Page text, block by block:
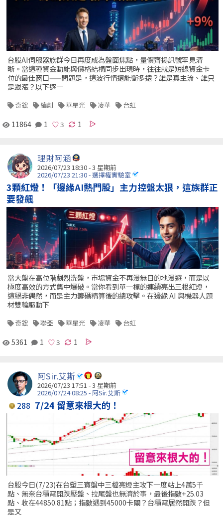
台股AI伺服器族群今日再度成為盤面焦點，量價齊揚訊號罕見清
晰。當這種資金動能與價格結構同步出現時，往往就是短線資金卡
位的最佳窗口——問題是，這波行情還能衝多遠？誰是真主流、誰只
是跟漲？以下逐一
奇鋐 緯創 華星光 凌華 台虹
11864 1 1
理財阿涵
2026/07/23 18:30 - 3 星期前
2026/07/23 21:30 - 選擇權實驗室
3顆紅燈！「邊緣AI熱門股」主力控盤太狠，這族群正
要發飆
當大盤在高位階劇烈洗盤，市場資金不再漫無目的地漫遊，而是以
極度高效的方式集中爆破。當你看到單一標的連續亮出三根紅燈，
這絕非偶然，而是主力籌碼精算後的總攻擊。在邊緣 AI 與機器人題
材雙輪驅動下
奇鋐 聯亞 華星光 凌華 台虹
5361 1 1
阿Sir.艾斯
2026/07/23 17:51 - 3 星期前
2026/07/24 08:25 - 阿Sir.艾斯
288 7/24 留意來根大的！
台股今日(7/23)在台塑三寶盤中三檔亮燈主攻下一度站上4萬5千
點、無奈台積電開跌壓盤、拉尾盤也無濟於事，最後指數+25.03
點、收在44850.81點；指數遇到45000卡關？台積電居然開跌？但
是又